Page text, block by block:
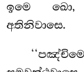
ඉමෙ ඛො,
අතිනිවාසෙ.